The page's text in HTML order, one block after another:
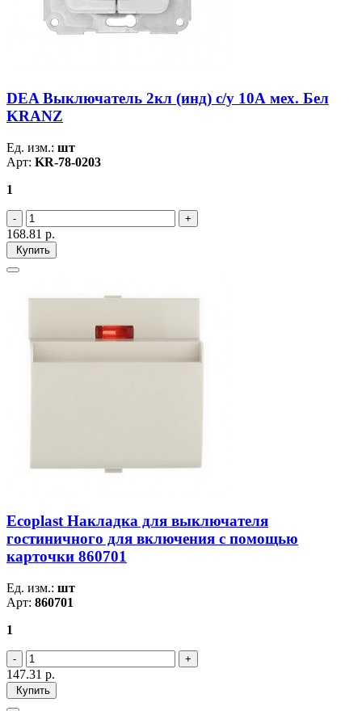
DEA Выключатель 2кл (инд) с/у 10А мех. Бел
KRANZ
Ед. изм.: шт
Арт: KR-78-0203
1
168.81 р.
Купить
Ecoplast Накладка для выключателя
гостиничного для включения с помощью
карточки 860701
Ед. изм.: шт
Арт: 860701
1
147.31 р.
Купить